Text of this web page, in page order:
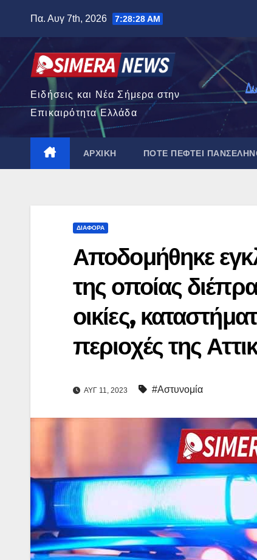
περιεχόμενο
Πα. Αυγ 7th, 2026 7:28:29 AM
Ειδήσεις και Νέα Σήμερα στην
Επικαιρότητα Ελλάδα
ΑΡΧΙΚΉ ΠΌΤΕ ΠΈΦΤΕΙ
ΔΙΆΦΟΡΑ
Αποδομήθηκε
της οποίας
οικίες,
περιοχές της
ΑΥΓ 11, 2023 #Αστυνομία